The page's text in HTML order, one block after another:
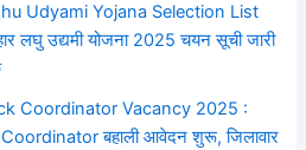
Udyami Yojana Selection List
लघु उद्यमी योजना 2025 चयन सूची जारी
Coordinator Vacancy 2025 :
Coordinator बहाली आवेदन शुरू, जिलावार